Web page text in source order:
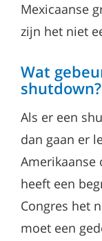
Mexicaanse
zijn het niet
Wat
shutdown?
Als er een
dan gaan er
Amerikaanse
heeft een
Congres het
moet een